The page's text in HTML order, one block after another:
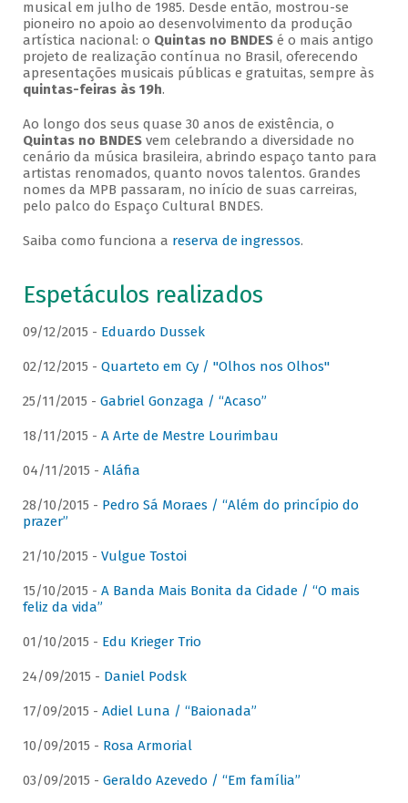
musical em julho de 1985. Desde então, mostrou-se
pioneiro no apoio ao desenvolvimento da produção
artística nacional: o Quintas no BNDESé o mais antigo
projeto de realização contínua no Brasil, oferecendo
apresentações musicais públicas e gratuitas, sempre às
quintas-feiras às 19h.
Ao longo dos seus quase 30 anos de existência, o
Quintas no BNDESvem celebrando a diversidade no
cenário da música brasileira, abrindo espaço tanto para
artistas renomados, quanto novos talentos. Grandes
nomes da MPB passaram, no início de suas carreiras,
pelo palco do Espaço Cultural BNDES.
Saiba como funciona a reserva de ingressos.
Espetáculos realizados
09/12/2015 - Eduardo Dussek
02/12/2015 - Quarteto em Cy / "Olhos nos Olhos"
25/11/2015 - Gabriel Gonzaga / “Acaso”
18/11/2015 - A Arte de Mestre Lourimbau
04/11/2015 - Aláfia
28/10/2015 - Pedro Sá Moraes / “Além do princípio do
prazer”
21/10/2015 - Vulgue Tostoi
15/10/2015 - A Banda Mais Bonita da Cidade / “O mais
feliz da vida”
01/10/2015 - Edu Krieger Trio
24/09/2015 - Daniel Podsk
17/09/2015 - Adiel Luna / “Baionada”
10/09/2015 - Rosa Armorial
03/09/2015 - Geraldo Azevedo / “Em família”